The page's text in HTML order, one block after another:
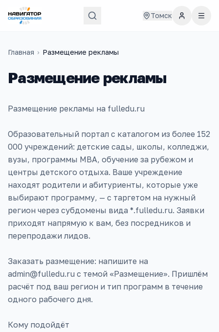
Томск
Главная › Размещение рекламы
Размещение рекламы
Размещение рекламы на fulledu.ru
Образовательный портал с каталогом из более 152
000 учреждений: детские сады, школы, колледжи,
вузы, программы MBA, обучение за рубежом и
центры детского отдыха. Ваше учреждение
находят родители и абитуриенты, которые уже
выбирают программу, — с таргетом на нужный
регион через субдомены вида *.fulledu.ru. Заявки
приходят напрямую к вам, без посредников и
перепродажи лидов.
Заказать размещение: напишите на
admin@fulledu.ru с темой «Размещение». Пришлём
расчёт под ваш регион и тип программ в течение
одного рабочего дня.
Кому подойдёт